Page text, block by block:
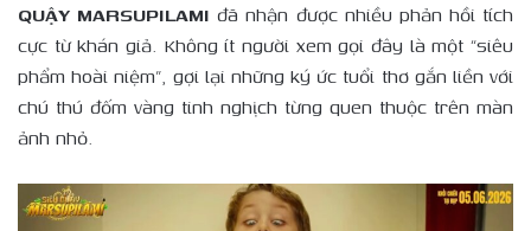
QUẬY MARSUPILAMI đã nhận được nhiều phản hồi tích
cực từ khán giả. Không ít người xem gọi đây là một “siêu
phẩm hoài niệm”, gợi lại những ký ức tuổi thơ gắn liền với
chú thú đốm vàng tinh nghịch từng quen thuộc trên màn
ảnh nhỏ.